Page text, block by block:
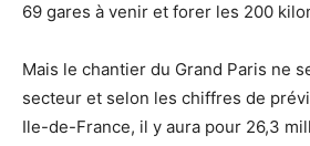
69 gares à venir et forer les 200
Mais le chantier du Grand Paris ne
secteur et selon les chiffres de
Ile-de-France, il y aura pour 26,3